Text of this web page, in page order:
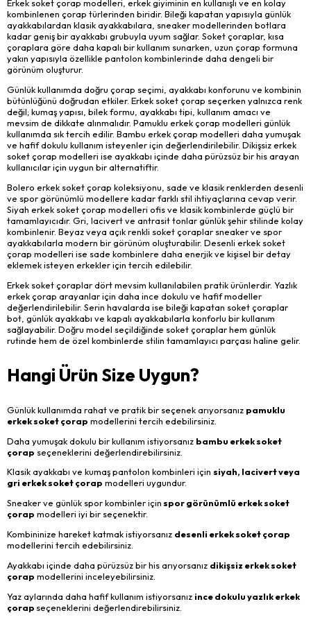
Erkek soket çorap modelleri, erkek giyiminin en kullanışlı ve en kolay
kombinlenen çorap türlerinden biridir. Bileği kapatan yapısıyla günlük
ayakkabılardan klasik ayakkabılara, sneaker modellerinden botlara
kadar geniş bir ayakkabı grubuyla uyum sağlar. Soket çoraplar, kısa
çoraplara göre daha kapalı bir kullanım sunarken, uzun çorap formuna
yakın yapısıyla özellikle pantolon kombinlerinde daha dengeli bir
görünüm oluşturur.
Günlük kullanımda doğru çorap seçimi, ayakkabı konforunu ve kombinin
bütünlüğünü doğrudan etkiler. Erkek soket çorap seçerken yalnızca renk
değil; kumaş yapısı, bilek formu, ayakkabı tipi, kullanım amacı ve
mevsim de dikkate alınmalıdır. Pamuklu erkek çorap modelleri günlük
kullanımda sık tercih edilir. Bambu erkek çorap modelleri daha yumuşak
ve hafif dokulu kullanım isteyenler için değerlendirilebilir. Dikişsiz erkek
soket çorap modelleri ise ayakkabı içinde daha pürüzsüz bir his arayan
kullanıcılar için uygun bir alternatiftir.
Bolero erkek soket çorap koleksiyonu, sade ve klasik renklerden desenli
ve spor görünümlü modellere kadar farklı stil ihtiyaçlarına cevap verir.
Siyah erkek soket çorap modelleri ofis ve klasik kombinlerde güçlü bir
tamamlayıcıdır. Gri, lacivert ve antrasit tonlar günlük şehir stilinde kolay
kombinlenir. Beyaz veya açık renkli soket çoraplar sneaker ve spor
ayakkabılarla modern bir görünüm oluşturabilir. Desenli erkek soket
çorap modelleri ise sade kombinlere daha enerjik ve kişisel bir detay
eklemek isteyen erkekler için tercih edilebilir.
Erkek soket çoraplar dört mevsim kullanılabilen pratik ürünlerdir. Yazlık
erkek çorap arayanlar için daha ince dokulu ve hafif modeller
değerlendirilebilir. Serin havalarda ise bileği kapatan soket çoraplar
bot, günlük ayakkabı ve kapalı ayakkabılarla konforlu bir kullanım
sağlayabilir. Doğru model seçildiğinde soket çoraplar hem günlük
rutinde hem de özel kombinlerde stilin tamamlayıcı parçası haline gelir.
Hangi Ürün Size Uygun?
Günlük kullanımda rahat ve pratik bir seçenek arıyorsanız pamuklu
erkek soket çorap modellerini tercih edebilirsiniz.
Daha yumuşak dokulu bir kullanım istiyorsanız bambu erkek soket
çorap seçeneklerini değerlendirebilirsiniz.
Klasik ayakkabı ve kumaş pantolon kombinleri için siyah, lacivert veya
gri erkek soket çorap modelleri uygundur.
Sneaker ve günlük spor kombinler içinspor görünümlü erkek soket
çorap modelleri iyi bir seçenektir.
Kombininize hareket katmak istiyorsanız desenli erkek soket çorap
modellerini tercih edebilirsiniz.
Ayakkabı içinde daha pürüzsüz bir his arıyorsanız dikişsiz erkek soket
çorap modellerini inceleyebilirsiniz.
Yaz aylarında daha hafif kullanım istiyorsanız ince dokulu yazlık erkek
çorap seçeneklerini değerlendirebilirsiniz.